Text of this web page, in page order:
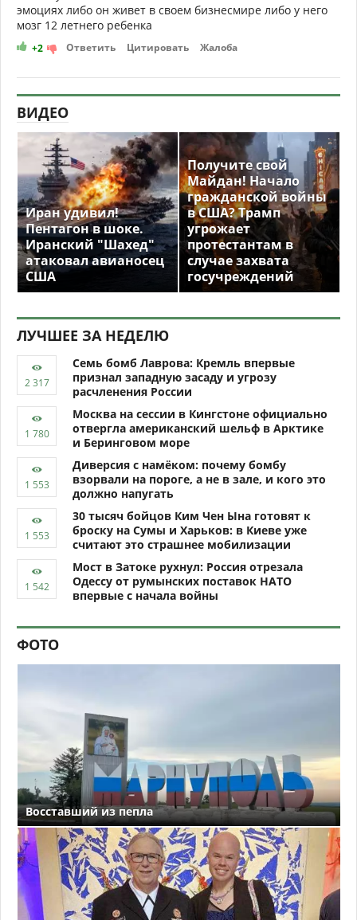
эмоциях либо он живет в своем бизнесмире либо у него
мозг 12 летнего ребенка
+2 Ответить Цитировать Жалоба
ВИДЕО
Иран удивил!
Пентагон в шоке.
Иранский "Шахед"
атаковал авианосец
США
Получите свой
Майдан! Начало
гражданской войны
в США? Трамп
угрожает
протестантам в
случае захвата
госучреждений
ЛУЧШЕЕ ЗА НЕДЕЛЮ
Семь бомб Лаврова: Кремль впервые
признал западную засаду и угрозу
расчленения России
Москва на сессии в Кингстоне официально
отвергла американский шельф в Арктике
и Беринговом море
Диверсия с намёком: почему бомбу
взорвали на пороге, а не в зале, и кого это
должно напугать
30 тысяч бойцов Ким Чен Ына готовят к
броску на Сумы и Харьков: в Киеве уже
считают это страшнее мобилизации
Мост в Затоке рухнул: Россия отрезала
Одессу от румынских поставок НАТО
впервые с начала войны
ФОТО
Восставший из пепла